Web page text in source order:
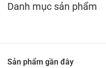
Danh mục sản phẩm
Sản phẩm gần đây